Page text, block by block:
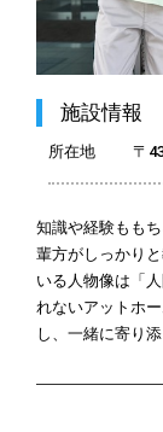
施設情報
所在地 〒
知識や経験もも
輩方がしっかり
いる人物像は「
れないアットホ
し、一緒に寄り